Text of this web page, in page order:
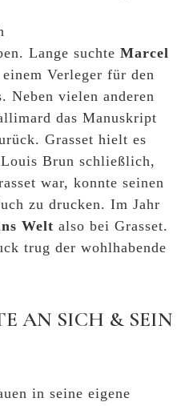
Lange suchte Marcel
Verleger für den
Neben vielen anderen
das Manuskript
Grasset hielt es
Brun schließlich,
war, konnte seinen
zu drucken. Im Jahr
Welt also bei Grasset.
trug der wohlhabende
AN SICH & SEIN
in seine eigene